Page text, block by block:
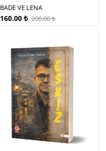
BADE VE LENA
200.00₺
160.00 ₺